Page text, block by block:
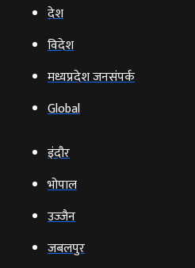
देश
विदेश
मध्यप्रदेश जनसंपर्क
Global
इंदौर
भोपाल
उज्‍जैन
जबलपुर